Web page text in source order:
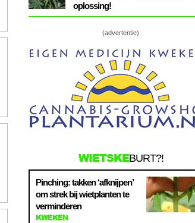
oplossing!
(advertentie)
WIETSKEBURT?!
Pinching: takken ‘afknijpen’
om strek bij wietplanten te
verminderen
KWEKEN